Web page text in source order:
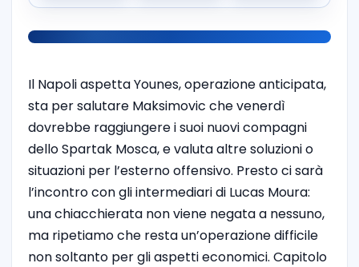
Il Napoli aspetta Younes, operazione anticipata,
sta per salutare Maksimovic che venerdì
dovrebbe raggiungere i suoi nuovi compagni
dello Spartak Mosca, e valuta altre soluzioni o
situazioni per l’esterno offensivo. Presto ci sarà
l’incontro con gli intermediari di Lucas Moura:
una chiacchierata non viene negata a nessuno,
ma ripetiamo che resta un’operazione difficile
non soltanto per gli aspetti economici. Capitolo